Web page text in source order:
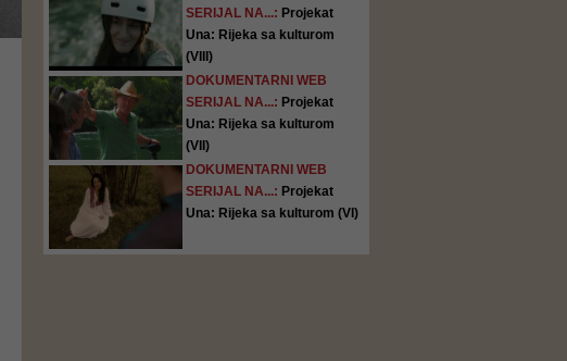
SERIJAL NA...: Projekat
Una: Rijeka sa kulturom
(VIII)
DOKUMENTARNI WEB
SERIJAL NA...: Projekat
Una: Rijeka sa kulturom
(VII)
DOKUMENTARNI WEB
SERIJAL NA...: Projekat
Una: Rijeka sa kulturom (VI)